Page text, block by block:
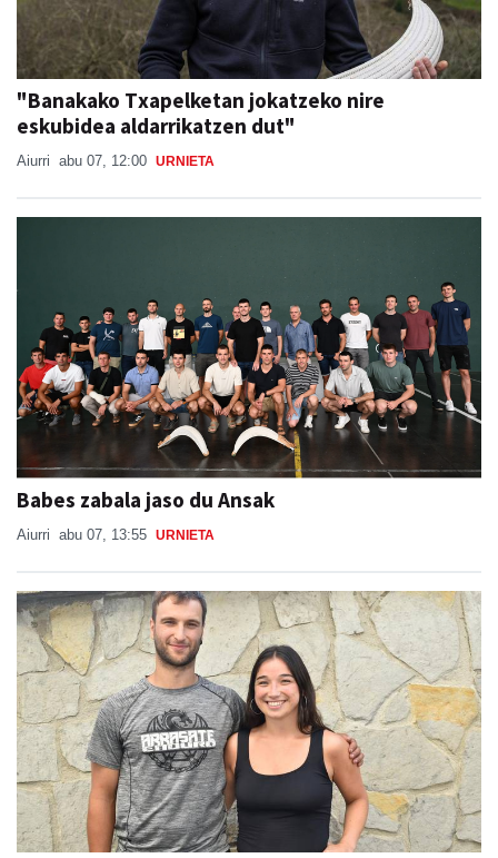
"Banakako Txapelketan jokatzeko nire
eskubidea aldarrikatzen dut"
Aiurri abu 07, 12:00 URNIETA
Babes zabala jaso du Ansak
Aiurri abu 07, 13:55 URNIETA